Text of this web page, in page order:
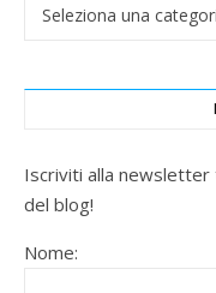
Iscriviti alla
del blog!
Nome: